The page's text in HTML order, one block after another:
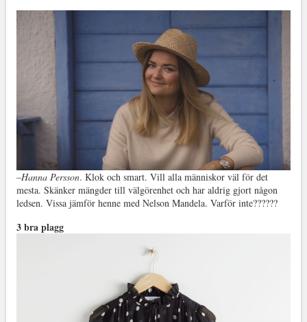
–Hanna Persson. Klok och smart. Vill alla människor väl för det
mesta. Skänker mängder till välgörenhet och har aldrig gjort någon
ledsen. Vissa jämför henne med Nelson Mandela. Varför inte??????
3 bra plagg